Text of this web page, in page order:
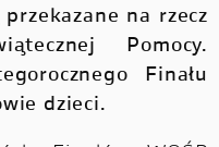
na rzecz
Pomocy.
Finału
dzieci.